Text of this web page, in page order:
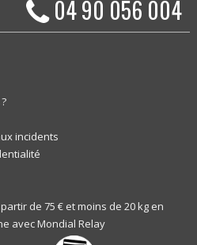
04 90 056 004
incidents
de 75 € et moins de 20 kg en
avec Mondial Relay